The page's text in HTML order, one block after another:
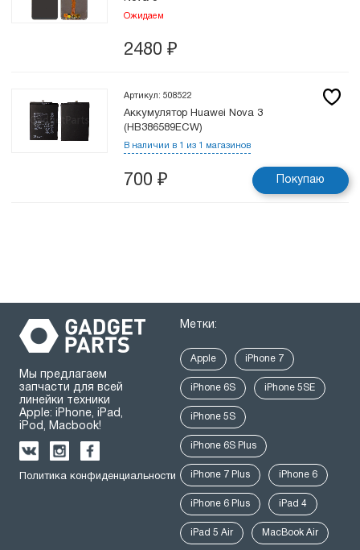
Ожидаем
2480 ₽
Артикул: 508522
Аккумулятор Huawei Nova 3
(HB386589ECW)
В наличии в 1 из 1 магазинов
700 ₽ Покупаю
Мы предлагаем
запчасти для всей
линейки техники
Apple: iPhone, iPad,
iPod, Macbook!
Политика конфиденциальности
Метки:
Apple iPhone 7
iPhone 6S iPhone 5SE
iPhone 5S
iPhone 6S Plus
iPhone 7 Plus iPhone 6
iPhone 6 Plus iPad 4
iPad 5 Air MacBook Air